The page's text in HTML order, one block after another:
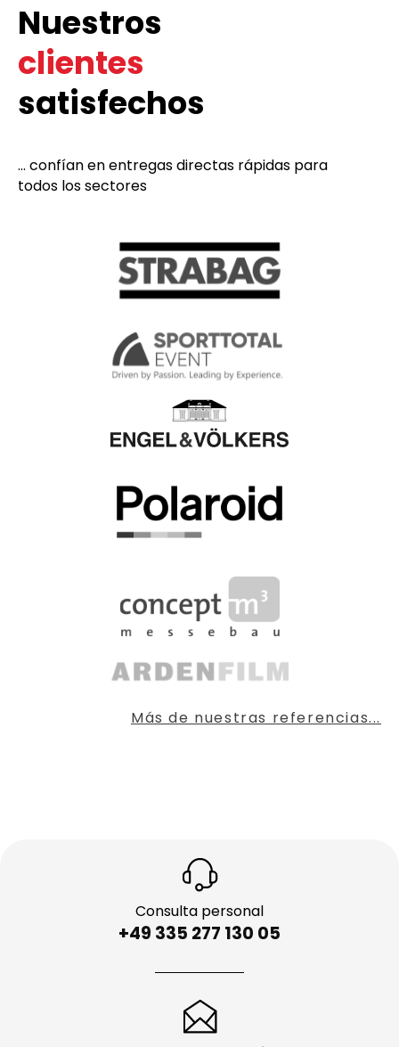
Nuestros
clientes
satisfechos
... confían en entregas directas rápidas para
todos los sectores
Más de nuestras referencias...
Consulta personal
+49 335 277 130 05